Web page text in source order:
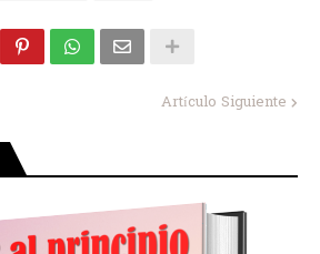
Artículo Siguiente